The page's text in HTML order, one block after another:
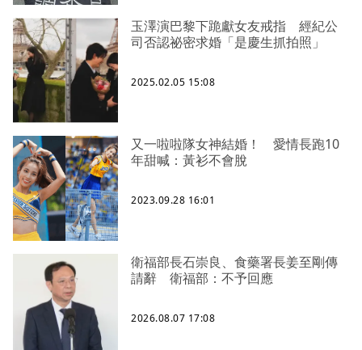
玉澤演巴黎下跪獻女友戒指 經紀公
司否認祕密求婚「是慶生抓拍照」
2025.02.05 15:08
又一啦啦隊女神結婚！ 愛情長跑10
年甜喊：黃衫不會脫
2023.09.28 16:01
衛福部長石崇良、食藥署長姜至剛傳
請辭 衛福部：不予回應
2026.08.07 17:08